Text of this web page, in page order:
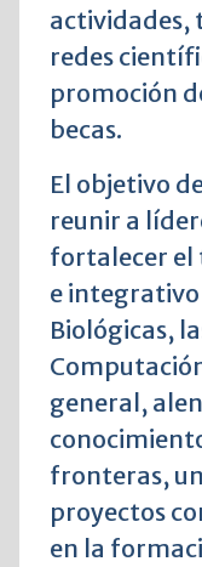
actividades,
redes
promoción
becas.
El objetivo
reunir a
fortalecer el
e integrativo
Biológicas,
general,
fronteras,
proyectos
en la